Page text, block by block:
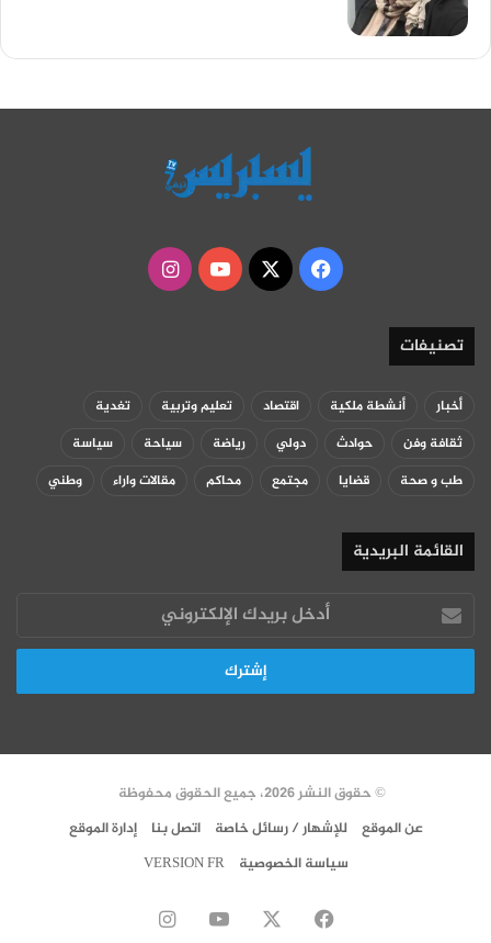
فيسبوك
‫X
‫YouTubeانستقرام
تصنيفات
أخبار أنشطة ملكية اقتصاد تعليم وتربية
تغدية
ثقافة وفن
حوادث دولي رياضة سياحة
سياسة
طب و صحة
قضايا مجتمع محاكم مقالات واراء وطني
القائمة البريدية
أدخل
بريدك
الإلكتروني
© حقوق النشر 2026، جميع الحقوق محفوظة
عن الموقع
للإشهار / رسائل خاصة اتصل بنا
إدارة الموقع
سياسة الخصوصية
VERSION FR
فيسبوك ‫YouTube